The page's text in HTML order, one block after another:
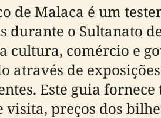
de Malaca é um
o Sultanato
comércio e
através de
Este guia
preços dos